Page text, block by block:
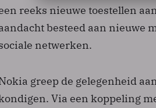
reeks nieuwe toestellen
besteed aan nieuwe
netwerken.
greep de gelegenheid
Via een koppeling